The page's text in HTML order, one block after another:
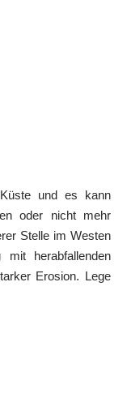
und es kann
oder nicht mehr
Stelle im Westen
herabfallenden
Erosion. Lege